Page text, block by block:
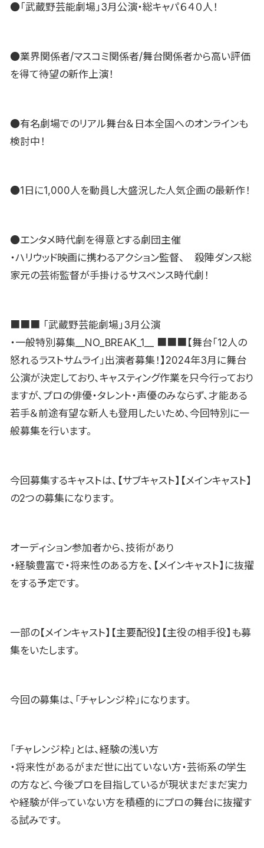
●「武蔵野芸能劇場」3月公演・総キャパ６４０人！
●業界関係者/マスコミ関係者/舞台関係者から高い評価
を得て待望の新作上演！
●有名劇場でのリアル舞台＆日本全国へのオンラインも
検討中！
●1日に1,000人を動員し大盛況した人気企画の最新作！
●エンタメ時代劇を得意とする劇団主催
・ハリウッド映画に携わるアクション監督、 殺陣ダンス総
家元の芸術監督が手掛けるサスペンス時代劇！
■■■ 「武蔵野芸能劇場」3月公演
・一般特別募集__NO_BREAK_1__ ■■■【舞台「12人の
怒れるラストサムライ」出演者募集！】2024年3月に舞台
公演が決定しており、キャスティング作業を只今行っており
ますが、プロの俳優・タレント・声優のみならず、才能ある
若手＆前途有望な新人も登用したいため、今回特別に一
般募集を行います。
今回募集するキャストは、【サブキャスト】【メインキャスト】
の2つの募集になります。
オーディション参加者から、技術があり
・経験豊富で・将来性のある方を、【メインキャスト】に抜擢
をする予定です。
一部の【メインキャスト】【主要配役】【主役の相手役】も募
集をいたします。
今回の募集は、「チャレンジ枠」になります。
「チャレンジ枠」とは、経験の浅い方
・将来性があるがまだ世に出ていない方・芸術系の学生
の方など、今後プロを目指しているが現状まだまだ実力
や経験が伴っていない方を積極的にプロの舞台に抜擢す
る試みです。